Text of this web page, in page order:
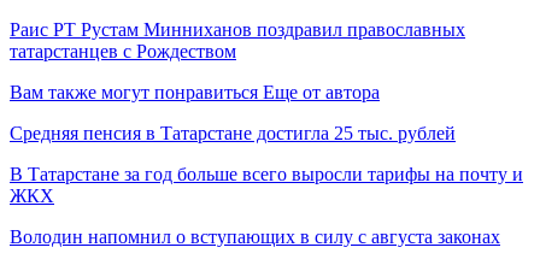
Раис РТ Рустам Минниханов поздравил православных
татарстанцев с Рождеством
Вам также могут понравиться Еще от автора
Средняя пенсия в Татарстане достигла 25 тыс. рублей
В Татарстане за год больше всего выросли тарифы на почту и
ЖКХ
Володин напомнил о вступающих в силу с августа законах